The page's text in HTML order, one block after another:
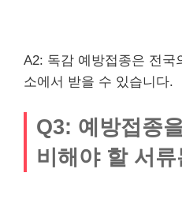
A2: 독감 예방접종은 전국
소에서 받을 수 있습니다.
Q3: 예방접종
비해야 할 서